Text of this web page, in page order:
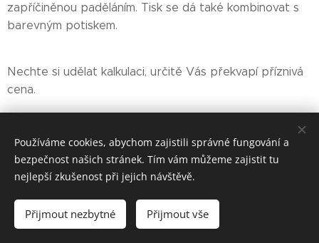
zapříčiněnou paděláním. Tisk se dá také kombinovat s
barevným potiskem.
Nechte si udělat kalkulaci, určitě Vás překvapí příznivá
cena.
Vytvořeno službou Webnode
Používáme cookies, abychom zajistili správné fungování a
bezpečnost našich stránek. Tím vám můžeme zajistit tu
nejlepší zkušenost při jejich návštěvě.
Přijmout nezbytné Přijmout vše